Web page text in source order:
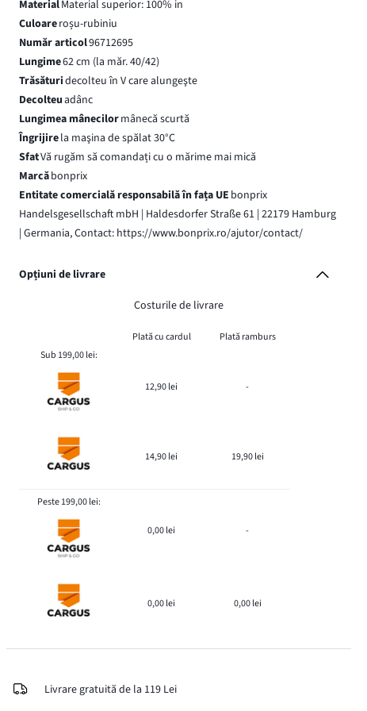
MaterialMaterial superior: 100% in
Culoareroșu-rubiniu
Număr articol96712695
Lungime62 cm (la măr. 40/42)
Trăsăturidecolteu în V care alungeşte
Decolteuadânc
Lungimea mânecilormânecă scurtă
Îngrijirela maşina de spălat 30°C
SfatVă rugăm să comandați cu o mărime mai mică
Marcăbonprix
Entitate comercială responsabilă în fața UE bonprix
Handelsgesellschaft mbH | Haldesdorfer Straße 61 | 22179 Hamburg
| Germania, Contact: https://www.bonprix.ro/ajutor/contact/
Opțiuni de livrare
Costurile de livrare
Plată cu cardul
Plată ramburs
Sub 199,00 lei:
12,90 lei -
14,90 lei 19,90 lei
Peste 199,00 lei:
0,00 lei -
0,00 lei 0,00 lei
Livrare gratuită de la 119 Lei